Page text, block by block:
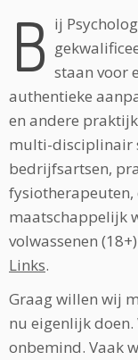
B ij
staan voor
authentieke
en andere
multi-disciplinair
bedrijfsartsen,
maatschappelijk
volwassenen
Links.
Graag willen wij
nu eigenlijk
onbemind. Vaak